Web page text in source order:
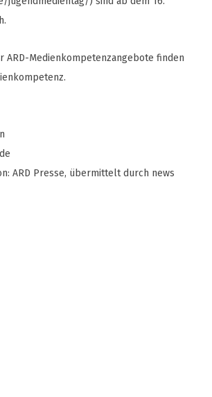
ARD-Medienkompetenzangebote finden
ARD Presse, übermittelt durch news